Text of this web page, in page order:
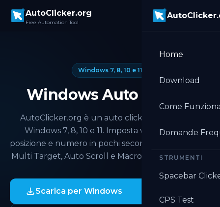
AutoClicker.org
Free Automation Tool
Home
Download
Come
Domande
STRUMENTI
Spacebar
CPS Test
Windows 7, 8, 10 e 11
Windows Auto Clicker
AutoClicker.org è un auto clicker gratuito per
Windows 7, 8, 10 e 11. Imposta velocità di clic,
posizione e numero in pochi secondi. Single Target,
Multi Target, Auto Scroll e Macro Record integrati.
Scarica per Windows